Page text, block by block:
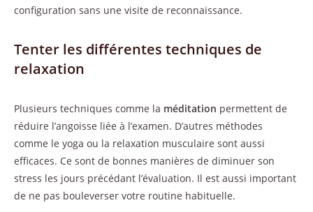
configuration sans une visite de reconnaissance.
Tenter les différentes techniques de
relaxation
Plusieurs techniques comme la méditation permettent de
réduire l’angoisse liée à l’examen. D’autres méthodes
comme le yoga ou la relaxation musculaire sont aussi
efficaces. Ce sont de bonnes manières de diminuer son
stress les jours précédant l’évaluation. Il est aussi important
de ne pas bouleverser votre routine habituelle.